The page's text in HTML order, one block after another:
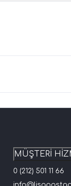
MÜŞTERİ
0 (212) 501 11 66